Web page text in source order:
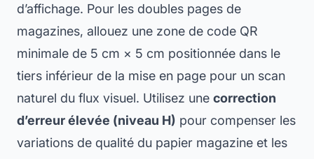
d’affichage. Pour les doubles pages de
magazines, allouez une zone de code QR
minimale de 5 cm × 5 cm positionnée dans le
tiers inférieur de la mise en page pour un scan
naturel du flux visuel. Utilisez une correction
d’erreur élevée (niveau H) pour compenser les
variations de qualité du papier magazine et les